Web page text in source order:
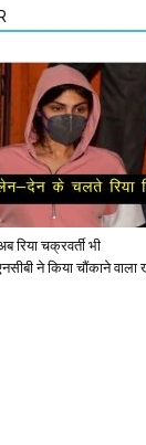
रिया चक्रवर्ती भी
ने किया चौंकाने वाला